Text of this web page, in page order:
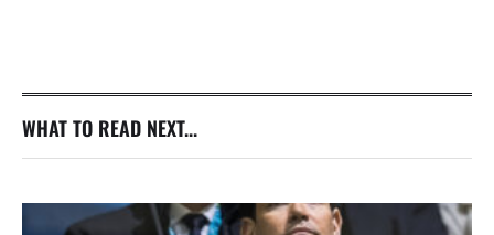
WHAT TO READ NEXT...